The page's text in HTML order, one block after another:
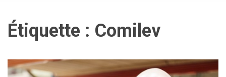
Étiquette : Comilev